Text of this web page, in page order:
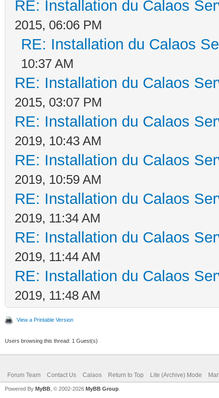
RE: Installation du Calaos
2015, 06:06 PM
RE: Installation du Calaos
10:37 AM
RE: Installation du Calaos
2015, 03:07 PM
RE: Installation du Calaos
2019, 10:43 AM
RE: Installation du Calaos
2019, 10:59 AM
RE: Installation du Calaos
2019, 11:34 AM
RE: Installation du Calaos
2019, 11:44 AM
RE: Installation du Calaos
2019, 11:48 AM
View a Printable Version
Users browsing this thread: 1 Guest(s)
Forum Team Contact Us Calaos Return to Top Lite (Archive) Mode
Powered By MyBB , © 2002-2026 MyBB Group